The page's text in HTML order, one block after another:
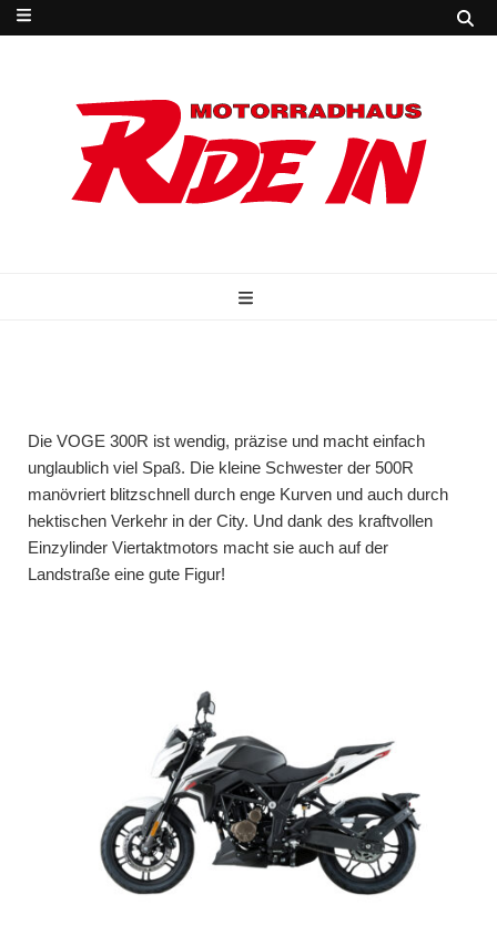
Die VOGE 300R ist wendig, präzise und macht einfach
unglaublich viel Spaß. Die kleine Schwester der 500R
manövriert blitzschnell durch enge Kurven und auch durch
hektischen Verkehr in der City. Und dank des kraftvollen
Einzylinder Viertaktmotors macht sie auch auf der
Landstraße eine gute Figur!